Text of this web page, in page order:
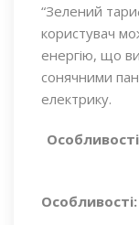
“Зелений
користувач
енергію, що
сонячними
електрику.
Особливості: